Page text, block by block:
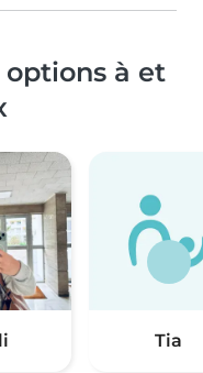
à et
Tia